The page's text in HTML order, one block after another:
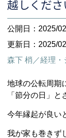
越しくださ
公開日：2025/
更新日：2025/
森下 梢／経理
地球の公転周期
「節分の日」と
今年縁起が良い
我が家も巻きず